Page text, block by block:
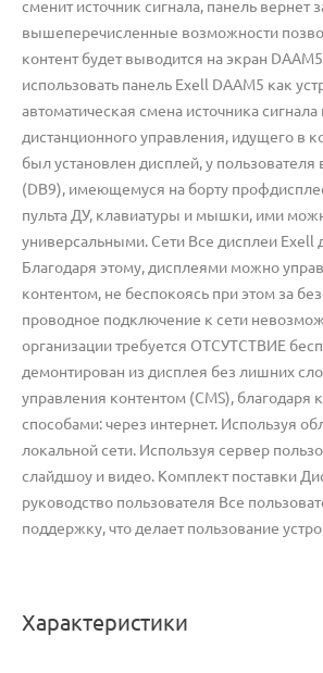
сменит источник сигнала, панель
вышеперечисленные возможности
контент будет выводится на экран
использовать панель Exell DAAM5 как
автоматическая смена источника
дистанционного управления, идущего в
был установлен дисплей, у пользователя
(DB9), имеющемуся на борту
пульта ДУ, клавиатуры и мышки, ими
универсальными. Сети Все дисплеи
Благодаря этому, дисплеями можно
контентом, не беспокоясь при этом за
проводное подключение к сети
организации требуется ОТСУТСТВИЕ
демонтирован из дисплея без лишних
управления контентом (CMS),
способами: через интернет. Используя
локальной сети. Используя сервер
слайдшоу и видео. Комплект поставки
руководство пользователя Все
поддержку, что делает пользование
Характеристики